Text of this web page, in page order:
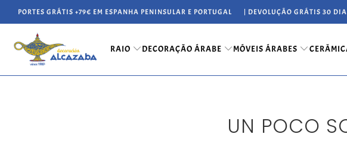
PORTES GRÁTIS +79€ EM ESPANHA PENINSULAR E PORTUGAL | DEVOLUÇÃO GRÁTIS 30
RAIO DECORAÇÃO ÁRABE MÓVEIS ÁRABES
UN POCO